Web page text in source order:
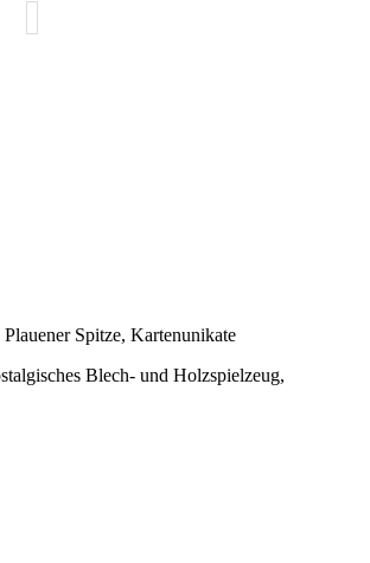
Spitze, Kartenunikate
Blech- und Holzspielzeug,